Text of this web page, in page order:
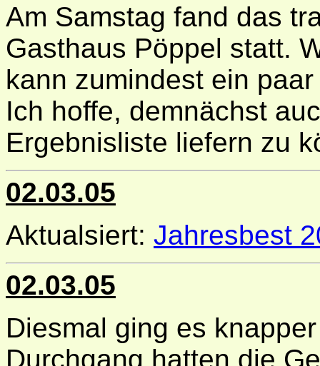
Am Samstag fand das
Gasthaus Pöppel statt.
kann zumindest ein
Ich hoffe, demnächst
Ergebnisliste liefern zu
02.03.05
Aktualsiert: Jahresbest
02.03.05
Diesmal ging es
Durchgang hatten die